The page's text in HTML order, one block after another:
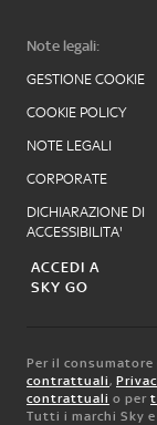
Note legali:
GESTIONE COOKIE
COOKIE POLICY
NOTE LEGALI
CORPORATE
DICHIARAZIONE DI
ACCESSIBILITA'
ACCEDI A
SKY GO
Per il consumatore
contrattuali,
contrattuali o per
Tutti i marchi Sky